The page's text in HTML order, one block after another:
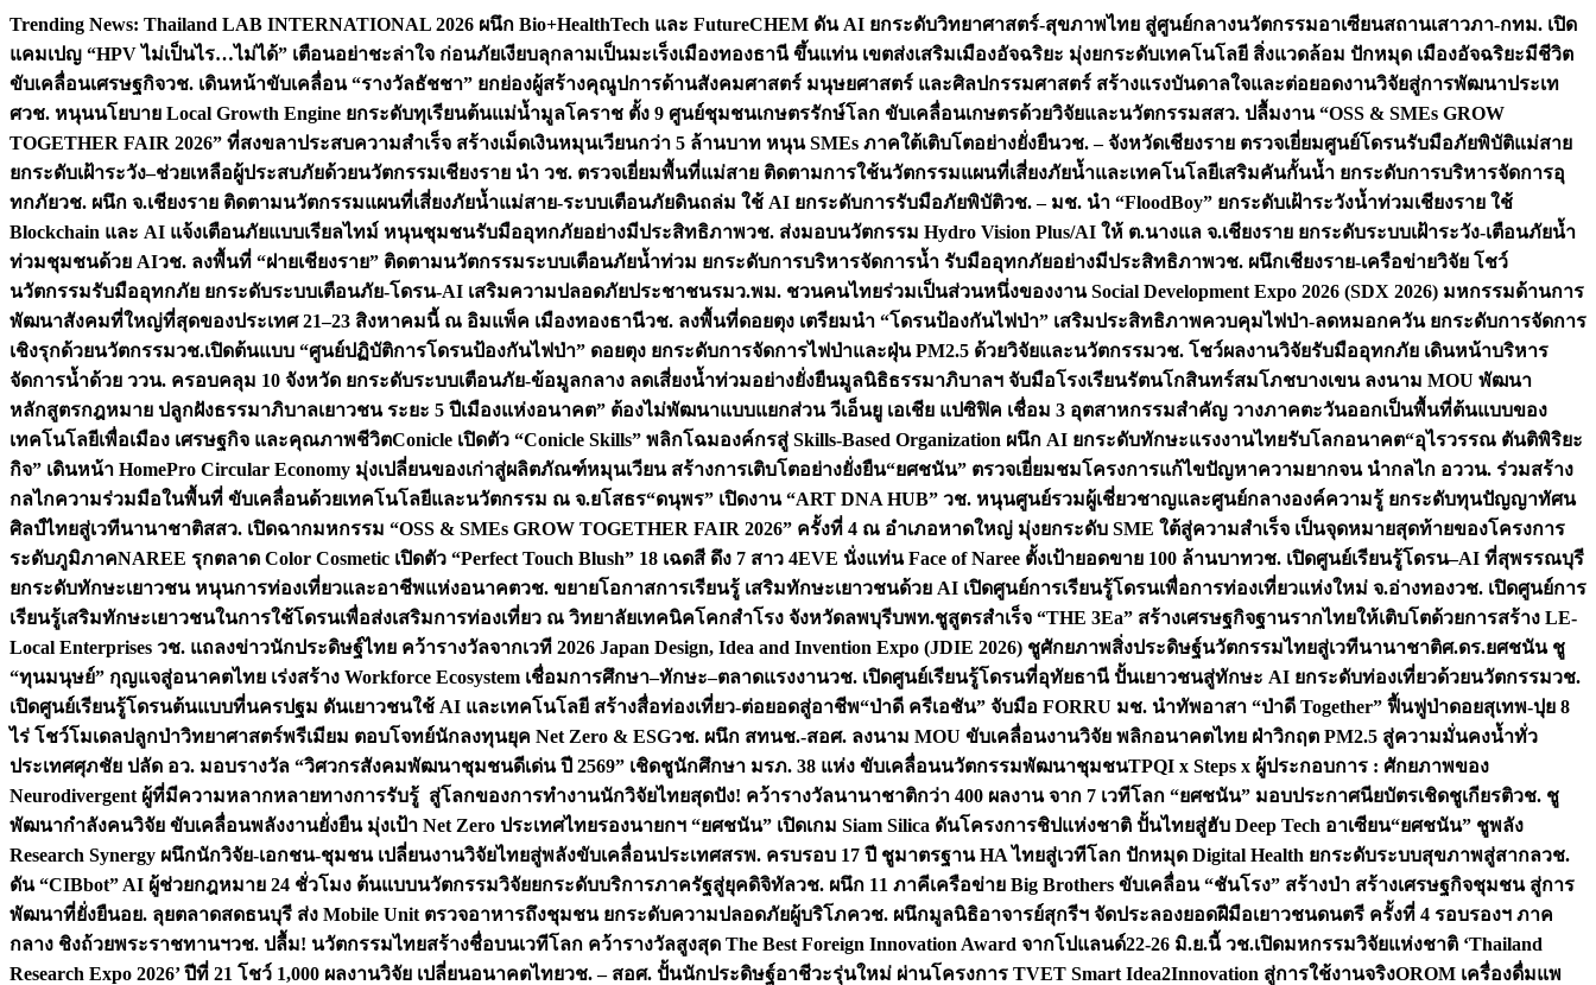
Skip
content
Trending News: Thailand LAB INTERNATIONAL 2026 ผนึก Bio+HealthTech และ FutureCHEM ดัน AI ยกระดับวิทยาศาสตร์-สุขภาพไทย สู่ศูนย์กลางนวัตกรรมอาเซียนสถานเสาวภา-กทม. เปิด
แคมเปญ “HPV ไม่เป็นไร…ไม่ได้” เตือนอย่าชะล่าใจ ก่อนภัยเงียบลุกลามเป็นมะเร็งเมืองทองธานี ขึ้นแท่น เขตส่งเสริมเมืองอัจฉริยะ มุ่งยกระดับเทคโนโลยี สิ่งแวดล้อม ปักหมุด เมืองอัจฉริยะมีชีวิต
ขับเคลื่อนเศรษฐกิจวช. เดินหน้าขับเคลื่อน “รางวัลธัชชา” ยกย่องผู้สร้างคุณูปการด้านสังคมศาสตร์ มนุษยศาสตร์ และศิลปกรรมศาสตร์ สร้างแรงบันดาลใจและต่อยอดงานวิจัยสู่การพัฒนาประเท
ศวช. หนุนนโยบาย Local Growth Engine ยกระดับทุเรียนต้นแม่น้ำมูลโคราช ตั้ง 9 ศูนย์ชุมชนเกษตรรักษ์โลก ขับเคลื่อนเกษตรด้วยวิจัยและนวัตกรรมสสว. ปลื้มงาน “OSS & SMEs GROW
TOGETHER FAIR 2026” ที่สงขลาประสบความสำเร็จ สร้างเม็ดเงินหมุนเวียนกว่า 5 ล้านบาท หนุน SMEs ภาคใต้เติบโตอย่างยั่งยืนวช. – จังหวัดเชียงราย ตรวจเยี่ยมศูนย์โดรนรับมือภัยพิบัติแม่สาย
ยกระดับเฝ้าระวัง–ช่วยเหลือผู้ประสบภัยด้วยนวัตกรรมเชียงราย นำ วช. ตรวจเยี่ยมพื้นที่แม่สาย ติดตามการใช้นวัตกรรมแผนที่เสี่ยงภัยน้ำและเทคโนโลยีเสริมคันกั้นน้ำ ยกระดับการบริหารจัดการอุ
ทกภัยวช. ผนึก จ.เชียงราย ติดตามนวัตกรรมแผนที่เสี่ยงภัยน้ำแม่สาย-ระบบเตือนภัยดินถล่ม ใช้ AI ยกระดับการรับมือภัยพิบัติวช. – มช. นำ “FloodBoy” ยกระดับเฝ้าระวังน้ำท่วมเชียงราย ใช้
Blockchain และ AI แจ้งเตือนภัยแบบเรียลไทม์ หนุนชุมชนรับมืออุทกภัยอย่างมีประสิทธิภาพวช. ส่งมอบนวัตกรรม Hydro Vision Plus/AI ให้ ต.นางแล จ.เชียงราย ยกระดับระบบเฝ้าระวัง-เตือนภัยน้ำ
ท่วมชุมชนด้วย AIวช. ลงพื้นที่ “ฝายเชียงราย” ติดตามนวัตกรรมระบบเตือนภัยน้ำท่วม ยกระดับการบริหารจัดการน้ำ รับมืออุทกภัยอย่างมีประสิทธิภาพวช. ผนึกเชียงราย-เครือข่ายวิจัย โชว์
นวัตกรรมรับมืออุทกภัย ยกระดับระบบเตือนภัย-โดรน-AI เสริมความปลอดภัยประชาชนรมว.พม. ชวนคนไทยร่วมเป็นส่วนหนึ่งของงาน Social Development Expo 2026 (SDX 2026) มหกรรมด้านการ
พัฒนาสังคมที่ใหญ่ที่สุดของประเทศ 21–23 สิงหาคมนี้ ณ อิมแพ็ค เมืองทองธานีวช. ลงพื้นที่ดอยตุง เตรียมนำ “โดรนป้องกันไฟป่า” เสริมประสิทธิภาพควบคุมไฟป่า-ลดหมอกควัน ยกระดับการจัดการ
เชิงรุกด้วยนวัตกรรมวช.เปิดต้นแบบ “ศูนย์ปฏิบัติการโดรนป้องกันไฟป่า” ดอยตุง ยกระดับการจัดการไฟป่าและฝุ่น PM2.5 ด้วยวิจัยและนวัตกรรมวช. โชว์ผลงานวิจัยรับมืออุทกภัย เดินหน้าบริหาร
จัดการน้ำด้วย ววน. ครอบคลุม 10 จังหวัด ยกระดับระบบเตือนภัย-ข้อมูลกลาง ลดเสี่ยงน้ำท่วมอย่างยั่งยืนมูลนิธิธรรมาภิบาลฯ จับมือโรงเรียนรัตนโกสินทร์สมโภชบางเขน ลงนาม MOU พัฒนา
หลักสูตรกฎหมาย ปลูกฝังธรรมาภิบาลเยาวชน ระยะ 5 ปีเมืองแห่งอนาคต” ต้องไม่พัฒนาแบบแยกส่วน วีเอ็นยู เอเชีย แปซิฟิค เชื่อม 3 อุตสาหกรรมสำคัญ วางภาคตะวันออกเป็นพื้นที่ต้นแบบของ
เทคโนโลยีเพื่อเมือง เศรษฐกิจ และคุณภาพชีวิตConicle เปิดตัว “Conicle Skills” พลิกโฉมองค์กรสู่ Skills-Based Organization ผนึก AI ยกระดับทักษะแรงงานไทยรับโลกอนาคต“อุไรวรรณ ตันติพิริยะ
กิจ” เดินหน้า HomePro Circular Economy มุ่งเปลี่ยนของเก่าสู่ผลิตภัณฑ์หมุนเวียน สร้างการเติบโตอย่างยั่งยืน“ยศชนัน” ตรวจเยี่ยมชมโครงการแก้ไขปัญหาความยากจน นำกลไก อววน. ร่วมสร้าง
กลไกความร่วมมือในพื้นที่ ขับเคลื่อนด้วยเทคโนโลยีและนวัตกรรม ณ จ.ยโสธร“ดนุพร” เปิดงาน “ART DNA HUB” วช. หนุนศูนย์รวมผู้เชี่ยวชาญและศูนย์กลางองค์ความรู้ ยกระดับทุนปัญญาทัศน
ศิลป์ไทยสู่เวทีนานาชาติสสว. เปิดฉากมหกรรม “OSS & SMEs GROW TOGETHER FAIR 2026” ครั้งที่ 4 ณ อำเภอหาดใหญ่ มุ่งยกระดับ SME ใต้สู่ความสำเร็จ เป็นจุดหมายสุดท้ายของโครงการ
ระดับภูมิภาคNAREE รุกตลาด Color Cosmetic เปิดตัว “Perfect Touch Blush” 18 เฉดสี ดึง 7 สาว 4EVE นั่งแท่น Face of Naree ตั้งเป้ายอดขาย 100 ล้านบาทวช. เปิดศูนย์เรียนรู้โดรน–AI ที่สุพรรณบุรี
ยกระดับทักษะเยาวชน หนุนการท่องเที่ยวและอาชีพแห่งอนาคตวช. ขยายโอกาสการเรียนรู้ เสริมทักษะเยาวชนด้วย AI เปิดศูนย์การเรียนรู้โดรนเพื่อการท่องเที่ยวแห่งใหม่ จ.อ่างทองวช. เปิดศูนย์การ
เรียนรู้เสริมทักษะเยาวชนในการใช้โดรนเพื่อส่งเสริมการท่องเที่ยว ณ วิทยาลัยเทคนิคโคกสำโรง จังหวัดลพบุรีบพท.ชูสูตรสำเร็จ “THE 3Ea” สร้างเศรษฐกิจฐานรากไทยให้เติบโตด้วยการสร้าง LE-
Local Enterprises วช. แถลงข่าวนักประดิษฐ์ไทย คว้ารางวัลจากเวที 2026 Japan Design, Idea and Invention Expo (JDIE 2026) ชูศักยภาพสิ่งประดิษฐ์นวัตกรรมไทยสู่เวทีนานาชาติศ.ดร.ยศชนัน ชู
“ทุนมนุษย์” กุญแจสู่อนาคตไทย เร่งสร้าง Workforce Ecosystem เชื่อมการศึกษา–ทักษะ–ตลาดแรงงานวช. เปิดศูนย์เรียนรู้โดรนที่อุทัยธานี ปั้นเยาวชนสู่ทักษะ AI ยกระดับท่องเที่ยวด้วยนวัตกรรมวช.
เปิดศูนย์เรียนรู้โดรนต้นแบบที่นครปฐม ดันเยาวชนใช้ AI และเทคโนโลยี สร้างสื่อท่องเที่ยว-ต่อยอดสู่อาชีพ“ป่าดี ครีเอชัน” จับมือ FORRU มช. นำทัพอาสา “ป่าดี Together” ฟื้นฟูป่าดอยสุเทพ-ปุย 8
ไร่ โชว์โมเดลปลูกป่าวิทยาศาสตร์พรีเมียม ตอบโจทย์นักลงทุนยุค Net Zero & ESGวช. ผนึก สทนช.-สอศ. ลงนาม MOU ขับเคลื่อนงานวิจัย พลิกอนาคตไทย ฝ่าวิกฤต PM2.5 สู่ความมั่นคงน้ำทั่ว
ประเทศศุภชัย ปลัด อว. มอบรางวัล “วิศวกรสังคมพัฒนาชุมชนดีเด่น ปี 2569” เชิดชูนักศึกษา มรภ. 38 แห่ง ขับเคลื่อนนวัตกรรมพัฒนาชุมชนTPQI x Steps x ผู้ประกอบการ : ศักยภาพของ
Neurodivergent ผู้ที่มีความหลากหลายทางการรับรู้ สู่โลกของการทำงานนักวิจัยไทยสุดปัง! คว้ารางวัลนานาชาติกว่า 400 ผลงาน จาก 7 เวทีโลก “ยศชนัน” มอบประกาศนียบัตรเชิดชูเกียรติวช. ชู
พัฒนากำลังคนวิจัย ขับเคลื่อนพลังงานยั่งยืน มุ่งเป้า Net Zero ประเทศไทยรองนายกฯ “ยศชนัน” เปิดเกม Siam Silica ดันโครงการชิปแห่งชาติ ปั้นไทยสู่ฮับ Deep Tech อาเซียน“ยศชนัน” ชูพลัง
Research Synergy ผนึกนักวิจัย-เอกชน-ชุมชน เปลี่ยนงานวิจัยไทยสู่พลังขับเคลื่อนประเทศสรพ. ครบรอบ 17 ปี ชูมาตรฐาน HA ไทยสู่เวทีโลก ปักหมุด Digital Health ยกระดับระบบสุขภาพสู่สากลวช.
ดัน “CIBbot” AI ผู้ช่วยกฎหมาย 24 ชั่วโมง ต้นแบบนวัตกรรมวิจัยยกระดับบริการภาครัฐสู่ยุคดิจิทัลวช. ผนึก 11 ภาคีเครือข่าย Big Brothers ขับเคลื่อน “ชันโรง” สร้างป่า สร้างเศรษฐกิจชุมชน สู่การ
พัฒนาที่ยั่งยืนอย. ลุยตลาดสดธนบุรี ส่ง Mobile Unit ตรวจอาหารถึงชุมชน ยกระดับความปลอดภัยผู้บริโภควช. ผนึกมูลนิธิอาจารย์สุกรีฯ จัดประลองยอดฝีมือเยาวชนดนตรี ครั้งที่ 4 รอบรองฯ ภาค
กลาง ชิงถ้วยพระราชทานฯวช. ปลื้ม! นวัตกรรมไทยสร้างชื่อบนเวทีโลก คว้ารางวัลสูงสุด The Best Foreign Innovation Award จากโปแลนด์22-26 มิ.ย.นี้ วช.เปิดมหกรรมวิจัยแห่งชาติ ‘Thailand
Research Expo 2026’ ปีที่ 21 โชว์ 1,000 ผลงานวิจัย เปลี่ยนอนาคตไทยวช. – สอศ. ปั้นนักประดิษฐ์อาชีวะรุ่นใหม่ ผ่านโครงการ TVET Smart Idea2Innovation สู่การใช้งานจริงOROM เครื่องดื่มแพ